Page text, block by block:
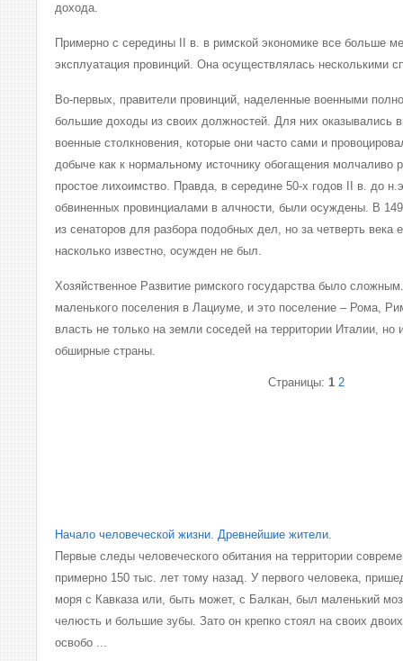
дохода.
Примерно с середины II в. в римской экономике все больше
эксплуатация провинций. Она осуществлялась несколькими
Во-первых, правители провинций, наделенные военными
большие доходы из своих должностей. Для них оказывались
военные столкновения, которые они часто сами и
добыче как к нормальному источнику обогащения молчаливо
простое лихоимство. Правда, в середине 50-х годов II в. до
обвиненных провинциалами в алчности, были осуждены. В
из сенаторов для разбора подобных дел, но за четверть века
насколько известно, осужден не был.
Хозяйственное Развитие римского государства было
маленького поселения в Лациуме, и это поселение – Рома,
власть не только на земли соседей на территории Италии,
обширные страны.
Страницы: 1 2
Начало человеческой жизни. Древнейшие жители.
Первые следы человеческого обитания на территории
примерно 150 тыс. лет тому назад. У первого человека,
моря с Кавказа или, быть может, с Балкан, был маленький
челюсть и большие зубы. Зато он крепко стоял на своих
освобо ...